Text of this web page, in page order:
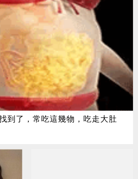
到了，常吃這幾物，吃走大肚